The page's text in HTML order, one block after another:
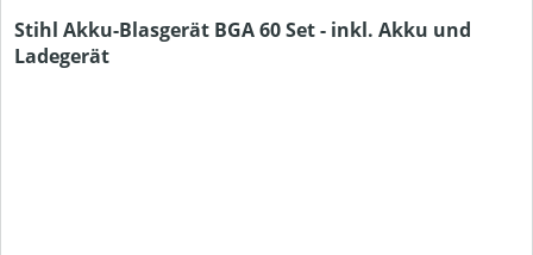
Stihl Akku-Blasgerät BGA 60 Set - inkl. Akku und
Ladegerät